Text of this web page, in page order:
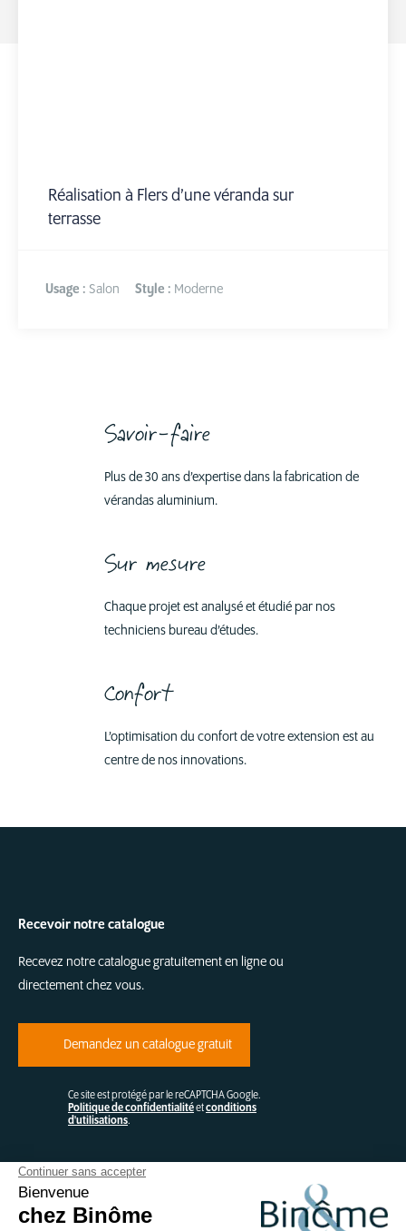
Réalisation à Flers d’une véranda sur
terrasse
Usage : Salon Style : Moderne
Savoir-faire
Plus de 30 ans d’expertise dans la fabrication de
vérandas aluminium.
Sur mesure
Chaque projet est analysé et étudié par nos
techniciens bureau d’études.
Confort
L’optimisation du confort de votre extension est au
centre de nos innovations.
Recevoir notre catalogue
Recevez notre catalogue gratuitement en ligne ou
directement chez vous.
Demandez un catalogue gratuit
Ce site est protégé par le reCAPTCHA Google.
Politique de confidentialitéetconditions
d'utilisations.
Contactez-nous
Binôme